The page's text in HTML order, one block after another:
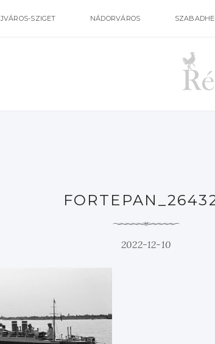
SZIGET NÁDORVÁROS
2022-12-10